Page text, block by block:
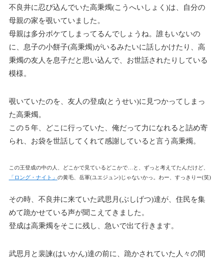
不良井に忍び込んでいた高秉燭(こうへいしょく)は、自分の
母親の家を覗いていました。
母親は多分ボケてしまってるんでしょうね。誰もいないの
に、息子の小餅子(高秉燭)がいるみたいに話しかけたり、高
秉燭の友人を息子だと思い込んで、お世話されたりしている
模様。
覗いていたのを、友人の登成(とうせい)に見つかってしまっ
た高秉燭。
この５年、どこに行っていた、俺だって力になれると詰め寄
られ、お袋を世話してくれて感謝していると言う高秉燭。
この王登成の中の人、どこかで見ているどこかで…と、ずっと考えてたんだけど、
「ロング・ナイト」 の黄毛、岳軍(ユエジュン)じゃないかっ。わー、すっきりー(笑)
その時、不良井に来ていた武思月(ぶしげつ)達が、住民を集
めて跪かせている声が聞こえてきました。
登成は高秉燭をそこに残し、急いで出て行きます。
武思月と裴諫(はいかん)達の前に、跪かされていた人々の間